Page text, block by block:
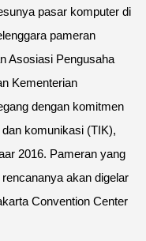
pasar komputer di
pameran
Asosiasi Pengusaha
Kementerian
dengan komitmen
komunikasi (TIK),
2016. Pameran yang
akan digelar
Convention Center